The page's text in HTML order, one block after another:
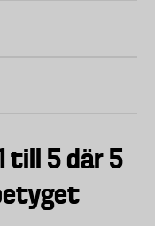
till 5 där 5